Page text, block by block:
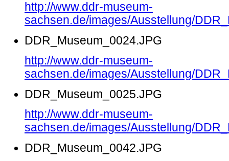
http://www.ddr-museum-
sachsen.de/images/Ausstellung/
DDR_Museum_0024.JPG
http://www.ddr-museum-
sachsen.de/images/Ausstellung/
DDR_Museum_0025.JPG
http://www.ddr-museum-
sachsen.de/images/Ausstellung/
DDR_Museum_0042.JPG